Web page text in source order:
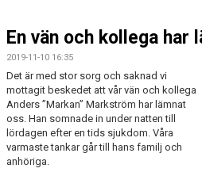
#FRAMTIDSSUPPORTER
PARTNERS & MEDLEMSERBJUDANDEN
EMILIAS MINNESFOND
INTRESSEANMÄLAN FÖR SPELARE
En vän och kollega har
2019-11-10 16:35
Det är med stor sorg och saknad vi
mottagit beskedet att vår vän och kollega
Anders ”Markan” Markström har lämnat
oss. Han somnade in under natten till
lördagen efter en tids sjukdom. Våra
varmaste tankar går till hans familj och
anhöriga.